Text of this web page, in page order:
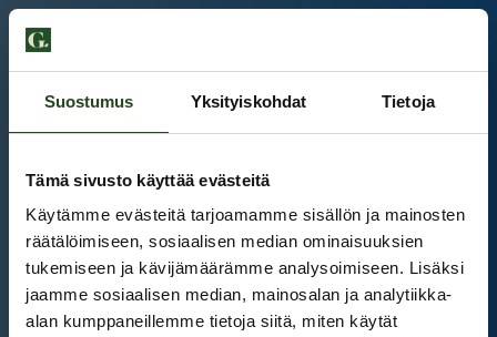
Suostumus Yksityiskohdat Tietoja
Tämä sivusto käyttää evästeitä
Käytämme evästeitä tarjoamamme sisällön ja mainosten
räätälöimiseen, sosiaalisen median ominaisuuksien
tukemiseen ja kävijämäärämme analysoimiseen. Lisäksi
jaamme sosiaalisen median, mainosalan ja analytiikka-
alan kumppaneillemme tietoja siitä, miten käytät